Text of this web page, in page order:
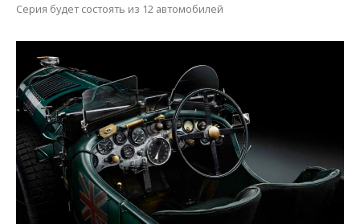
Серия будет состоять из 12 автомобилей